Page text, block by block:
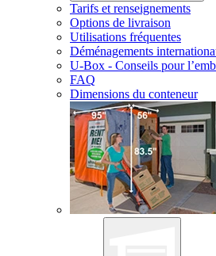
Tarifs et renseignements
Options de livraison
Utilisations fréquentes
Déménagements
U-Box - Conseils pour
FAQ
Dimensions du conteneur